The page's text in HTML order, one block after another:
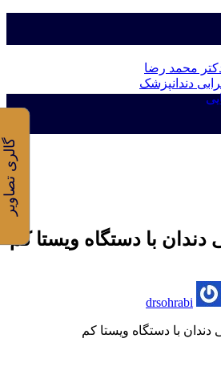
با دستگاه ویستا کم
drsohrabi
گالری تصاویر